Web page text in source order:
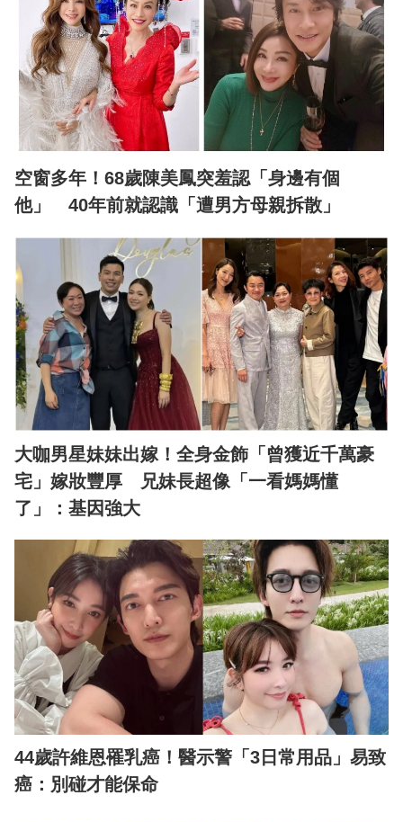
空窗多年！68歲陳美鳳突羞認「身邊有個
他」 40年前就認識「遭男方母親拆散」
大咖男星妹妹出嫁！全身金飾「曾獲近千萬豪
宅」嫁妝豐厚 兄妹長超像「一看媽媽懂
了」：基因強大
44歲許維恩罹乳癌！醫示警「3日常用品」易致
癌：別碰才能保命